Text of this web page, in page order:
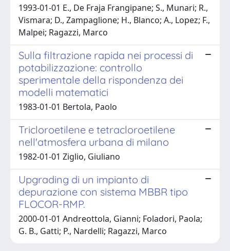
1993-01-01 E., De Fraja Frangipane; S., Munari; R.,
Vismara; D., Zampaglione; H., Blanco; A., Lopez; F.,
Malpei; Ragazzi, Marco
Sulla filtrazione rapida nei processi di
potabilizzazione: controllo
sperimentale della rispondenza dei
modelli matematici
1983-01-01 Bertola, Paolo
Tricloroetilene e tetracloroetilene
nell'atmosfera urbana di milano
1982-01-01 Ziglio, Giuliano
Upgrading di un impianto di
depurazione con sistema MBBR tipo
FLOCOR-RMP.
2000-01-01 Andreottola, Gianni; Foladori, Paola;
G. B., Gatti; P., Nardelli; Ragazzi, Marco